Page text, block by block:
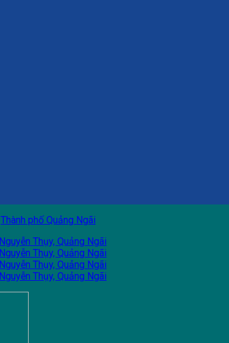
Thành phố Quảng Ngãi